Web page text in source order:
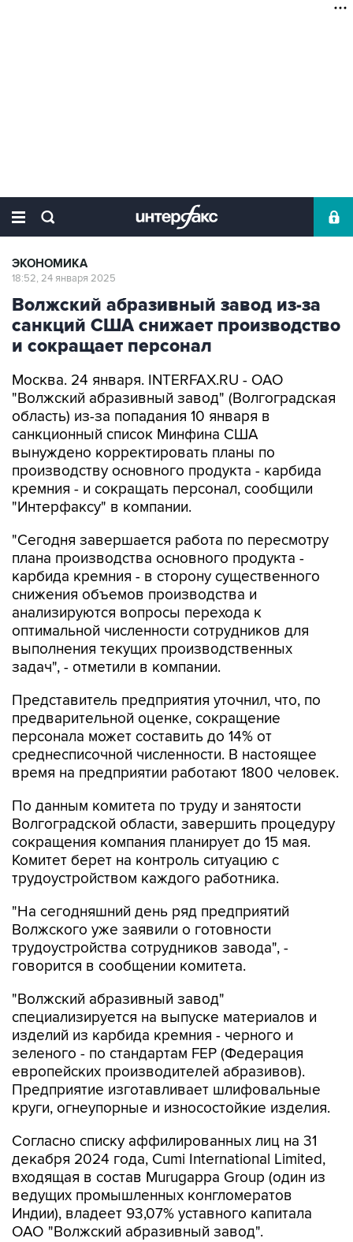
ЭКОНОМИКА
18:52, 24 января 2025
Волжский абразивный завод из-за
санкций США снижает производство
и сокращает персонал
Москва. 24 января. INTERFAX.RU - ОАО
"Волжский абразивный завод" (Волгоградская
область) из-за попадания 10 января в
санкционный список Минфина США
вынуждено корректировать планы по
производству основного продукта - карбида
кремния - и сокращать персонал, сообщили
"Интерфаксу" в компании.
"Сегодня завершается работа по пересмотру
плана производства основного продукта -
карбида кремния - в сторону существенного
снижения объемов производства и
анализируются вопросы перехода к
оптимальной численности сотрудников для
выполнения текущих производственных
задач", - отметили в компании.
Представитель предприятия уточнил, что, по
предварительной оценке, сокращение
персонала может составить до 14% от
среднесписочной численности. В настоящее
время на предприятии работают 1800 человек.
По данным комитета по труду и занятости
Волгоградской области, завершить процедуру
сокращения компания планирует до 15 мая.
Комитет берет на контроль ситуацию с
трудоустройством каждого работника.
"На сегодняшний день ряд предприятий
Волжского уже заявили о готовности
трудоустройства сотрудников завода", -
говорится в сообщении комитета.
"Волжский абразивный завод"
специализируется на выпуске материалов и
изделий из карбида кремния - черного и
зеленого - по стандартам FEP (Федерация
европейских производителей абразивов).
Предприятие изготавливает шлифовальные
круги, огнеупорные и износостойкие изделия.
Согласно списку аффилированных лиц на 31
декабря 2024 года, Cumi International Limited,
входящая в состав Murugappa Group (один из
ведущих промышленных конгломератов
Индии), владеет 93,07% уставного капитала
ОАО "Волжский абразивный завод".